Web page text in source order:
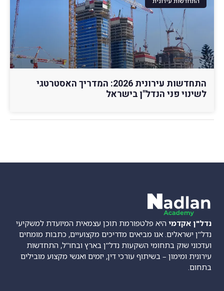
התחדשות עירונית 2026: המדריך האסטרטגי
לשינוי פני הנדל"ן בישראל
נדל"ן אקדמי היא פלטפורמת תוכן עצמאית המיועדת למשקיעי
נדל"ן ישראלים. אנו מביאים מדריכים מקצועיים, כתבות מומחים
ועדכוני שוק בתחומי השקעות נדל"ן בארץ ובחו"ל, התחדשות
עירונית ומימון – בשיתוף עורכי דין, יזמים ואנשי מקצוע מובילים
בתחום.